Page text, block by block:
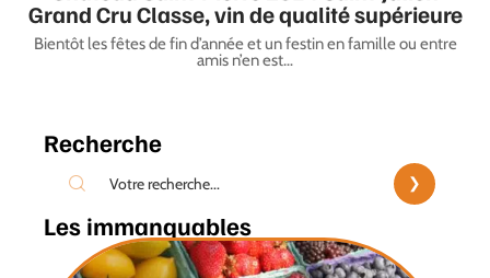
Grand Cru Classe, vin de qualité supérieure
Bientôt les fêtes de fin d’année et un festin en famille ou entre
amis n’en est…
Recherche
Les immanquables